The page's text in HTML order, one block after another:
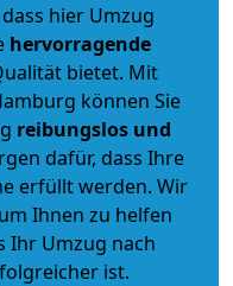
hier Umzug
hervorragende
bietet. Mit
können Sie
reibungslos und
dafür, dass Ihre
erfüllt werden. Wir
Ihnen zu helfen
Ihr Umzug nach
ist.